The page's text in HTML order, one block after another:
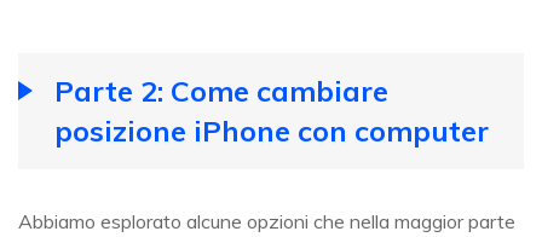
Parte 2: Come cambiare
posizione iPhone con computer
Abbiamo esplorato alcune opzioni che nella maggior parte